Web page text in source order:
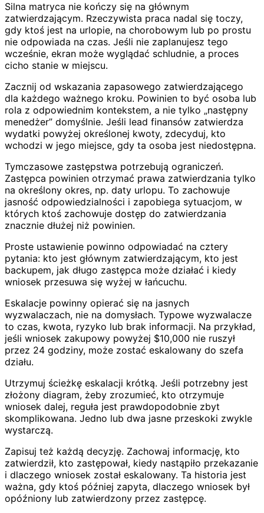
Silna matryca nie kończy się na głównym
zatwierdzającym. Rzeczywista praca nadal się toczy,
gdy ktoś jest na urlopie, na chorobowym lub po prostu
nie odpowiada na czas. Jeśli nie zaplanujesz tego
wcześnie, ekran może wyglądać schludnie, a proces
cicho stanie w miejscu.
Zacznij od wskazania zapasowego zatwierdzającego
dla każdego ważnego kroku. Powinien to być osoba lub
rola z odpowiednim kontekstem, a nie tylko „następny
menedżer” domyślnie. Jeśli lead finansów zatwierdza
wydatki powyżej określonej kwoty, zdecyduj, kto
wchodzi w jego miejsce, gdy ta osoba jest niedostępna.
Tymczasowe zastępstwa potrzebują ograniczeń.
Zastępca powinien otrzymać prawa zatwierdzania tylko
na określony okres, np. daty urlopu. To zachowuje
jasność odpowiedzialności i zapobiega sytuacjom, w
których ktoś zachowuje dostęp do zatwierdzania
znacznie dłużej niż powinien.
Proste ustawienie powinno odpowiadać na cztery
pytania: kto jest głównym zatwierdzającym, kto jest
backupem, jak długo zastępca może działać i kiedy
wniosek przesuwa się wyżej w łańcuchu.
Eskalacje powinny opierać się na jasnych
wyzwalaczach, nie na domysłach. Typowe wyzwalacze
to czas, kwota, ryzyko lub brak informacji. Na przykład,
jeśli wniosek zakupowy powyżej $10,000 nie ruszył
przez 24 godziny, może zostać eskalowany do szefa
działu.
Utrzymuj ścieżkę eskalacji krótką. Jeśli potrzebny jest
złożony diagram, żeby zrozumieć, kto otrzymuje
wniosek dalej, reguła jest prawdopodobnie zbyt
skomplikowana. Jedno lub dwa jasne przeskoki zwykle
wystarczą.
Zapisuj też każdą decyzję. Zachowaj informację, kto
zatwierdził, kto zastępował, kiedy nastąpiło przekazanie
i dlaczego wniosek został eskalowany. Ta historia jest
ważna, gdy ktoś później zapyta, dlaczego wniosek był
opóźniony lub zatwierdzony przez zastępcę.